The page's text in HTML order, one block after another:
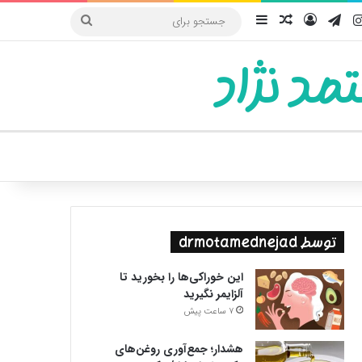
اینستاگرام
تلگرامورودنوشته تصادفی
سایدبار
جستجو
نژاد
پوسته
توسط drmotamednejad
این خوراکی‌ها را بخورید تا
آلزایمر نگیرید
7 ساعت پیش
هشدار؛ جمع‌آوری روغن‌های